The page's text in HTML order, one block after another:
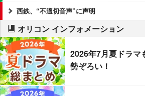
西鉄、“不適切音声”に声明
オリコン インフォメーション
2026年7月夏ドラマ
勢ぞろい！